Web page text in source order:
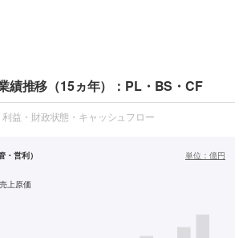
績推移（15ヵ年）：PL・BS・CF
益・財政状態・キャッシュフロー
営利） 単位： 億円
売上原価